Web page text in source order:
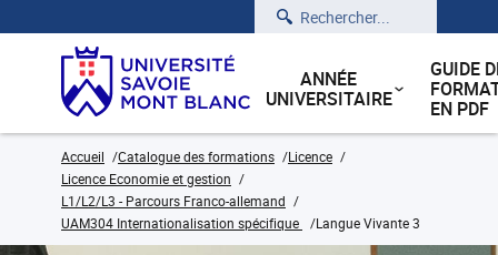
Rechercher
ANNÉE
UNIVERSITAIRE
GUIDE
EN PDF
Accueil Catalogue des formations
Licence
Licence Economie et gestion
L1/L2/L3 - Parcours Franco-allemand
UAM304 Internationalisation spécifique
Langue Vivante 3